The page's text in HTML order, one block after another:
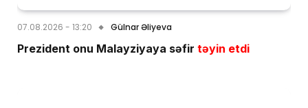
07.08.2026 - 13:20 Gülnar Əliyeva
Prezident onu Malayziyaya səfir təyin etdi